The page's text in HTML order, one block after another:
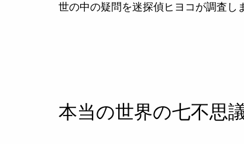
世の中の疑問を迷探偵ヒヨコが調査し
本当の世界の七不思